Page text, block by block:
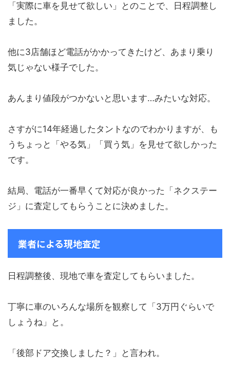
「実際に車を見せて欲しい」とのことで、日程調整し
ました。
他に3店舗ほど電話がかかってきたけど、あまり乗り
気じゃない様子でした。
あんまり値段がつかないと思います…みたいな対応。
さすがに14年経過したタントなのでわかりますが、も
うちょっと「やる気」「買う気」を見せて欲しかった
です。
結局、電話が一番早くて対応が良かった「ネクステー
ジ」に査定してもらうことに決めました。
業者による現地査定
日程調整後、現地で車を査定してもらいました。
丁寧に車のいろんな場所を観察して「3万円ぐらいで
しょうね」と。
「後部ドア交換しました？」と言われ。